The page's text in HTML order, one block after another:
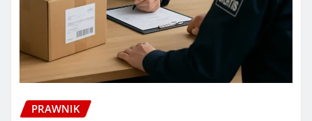
PRAWNIK